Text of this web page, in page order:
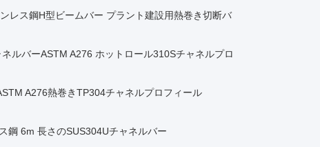
レス鋼H型ビームバー プラント建設用熱巻き切断バ
ルバーASTM A276 ホットロール310Sチャネルプロ
A276熱巻きTP304チャネルプロフィール
鋼 6m 長さのSUS304Uチャネルバー